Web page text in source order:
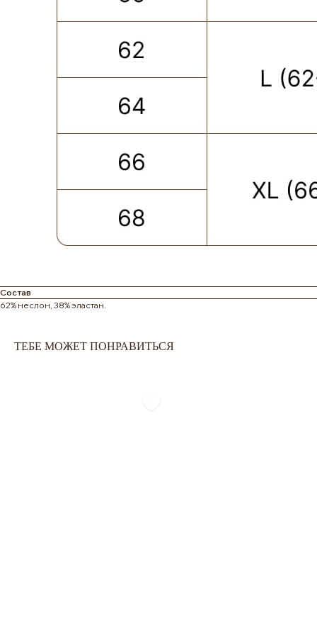
Состав
62% неслон, 38% эластан.
ТЕБЕ МОЖЕТ ПОНРАВИТЬСЯ
НОВИНКИ
КАТЕГОРИИ
ОБМЕН И ВОЗВРАТ
ПОКУПАТЕЛЮ